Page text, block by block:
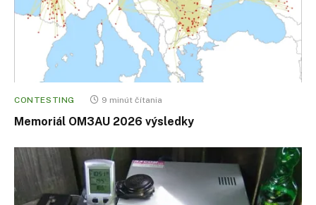
CONTESTING 9 minút čítania
Memoriál OM3AU 2026 výsledky